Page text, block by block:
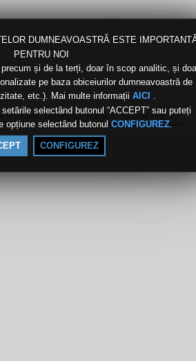
DUMNEAVOASTRĂ ESTE
PENTRU NOI
și de la terți, doar în scop analitic, și
pe baza obiceiurilor dumneavoastră de
etc.). Mai multe informații AICI .
selectând butonul “ACCEPT” sau puteți
opțiune selectând butonul CONFIGUREZ
CONFIGUREZ
rezervate, Televiziunea Română - Studioul TVR Iași
D2, mezanin, Iași, 700106, webmaster [at] tvriasi.ro